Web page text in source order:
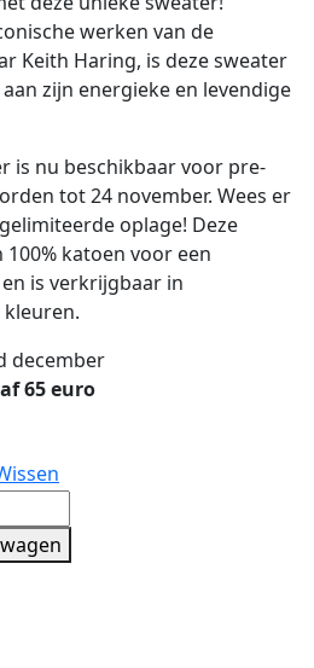
werken van de
Keith Haring, is deze sweater
zijn energieke en levendige
is nu beschikbaar voor pre-
tot 24 november. Wees er
oplage! Deze
katoen voor een
is verkrijgbaar in
december
65 euro